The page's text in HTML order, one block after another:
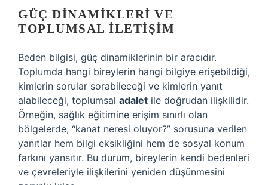
GÜÇ DINAMIKLERI VE
TOPLUMSAL İLETIŞIM
Beden bilgisi, güç dinamiklerinin bir aracıdır.
Toplumda hangi bireylerin hangi bilgiye erişebildiği,
kimlerin sorular sorabileceği ve kimlerin yanıt
alabileceği, toplumsal adalet ile doğrudan ilişkilidir.
Örneğin, sağlık eğitimine erişim sınırlı olan
bölgelerde, “kanat neresi oluyor?” sorusuna verilen
yanıtlar hem bilgi eksikliğini hem de sosyal konum
farkını yansıtır. Bu durum, bireylerin kendi bedenleri
ve çevreleriyle ilişkilerini yeniden düşünmesini